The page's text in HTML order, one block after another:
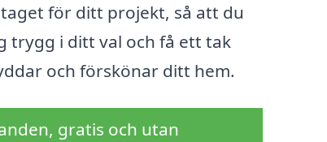
för ditt projekt, så att du
trygg i ditt val och få ett tak
och förskönar ditt hem.
gratis och utan